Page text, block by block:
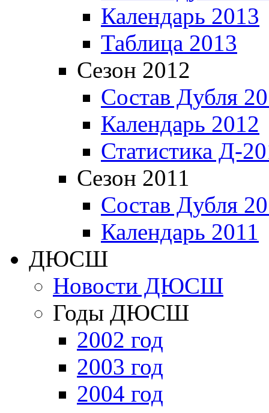
Календарь 2013
Таблица 2013
Сезон 2012
Состав Дубля
Календарь 2012
Статистика Д-
Сезон 2011
Состав Дубля
Календарь 2011
ДЮСШ
Новости ДЮСШ
Годы ДЮСШ
2002 год
2003 год
2004 год